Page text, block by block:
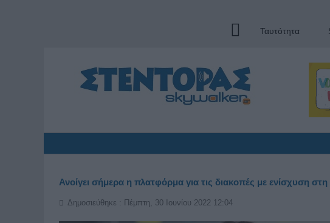
Ταυτότητα
Ανοίγει σήμερα η πλατφόρμα για τις διακοπές με ενίσχυση
Δημοσιεύθηκε : Πέμπτη, 30 Ιουνίου 2022 12:04